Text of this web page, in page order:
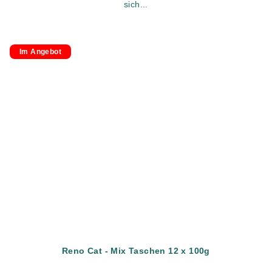
sich...
Im Angebot
Reno Cat - Mix Taschen 12 x 100g